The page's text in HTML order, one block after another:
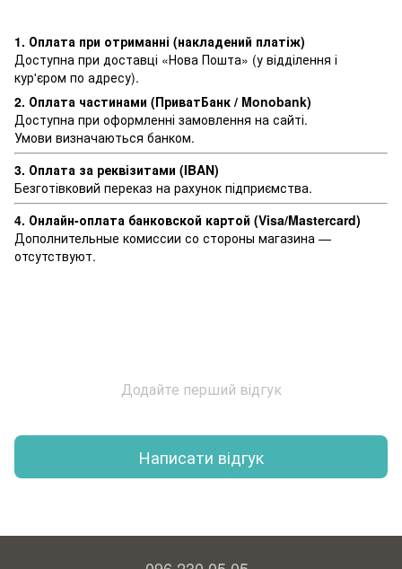
1. Оплата при отриманні (накладений платіж)
Доступна при доставці «Нова Пошта» (у відділення і
кур'єром по адресу).
2. Оплата частинами (ПриватБанк / Monobank)
Доступна при оформленні замовлення на сайті.
Умови визначаються банком.
3. Оплата за реквізитами (IBAN)
Безготівковий переказ на рахунок підприємства.
4. Онлайн-оплата банковской картой (Visa/Mastercard)
Дополнительные комиссии со стороны магазина —
отсутствуют.
Додайте перший відгук
Написати відгук